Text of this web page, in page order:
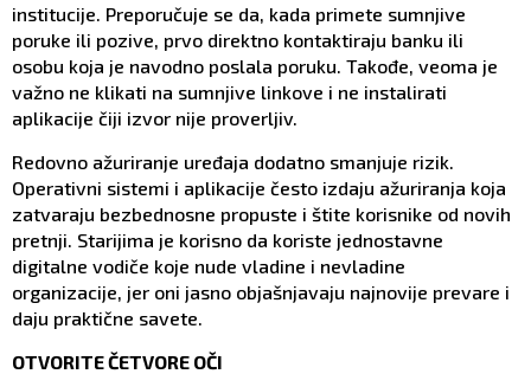
institucije. Preporučuje se da, kada primete sumnjive
poruke ili pozive, prvo direktno kontaktiraju banku ili
osobu koja je navodno poslala poruku. Takođe, veoma je
važno ne klikati na sumnjive linkove i ne instalirati
aplikacije čiji izvor nije proverljiv.
Redovno ažuriranje uređaja dodatno smanjuje rizik.
Operativni sistemi i aplikacije često izdaju ažuriranja koja
zatvaraju bezbednosne propuste i štite korisnike od novih
pretnji. Starijima je korisno da koriste jednostavne
digitalne vodiče koje nude vladine i nevladine
organizacije, jer oni jasno objašnjavaju najnovije prevare i
daju praktične savete.
OTVORITE ČETVORE OČI